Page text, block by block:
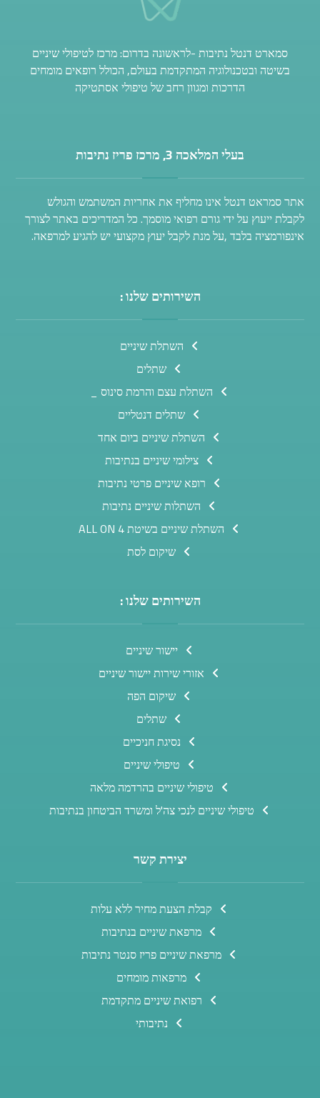
סמארט דנטל נתיבות -לראשונה בדרום: מרכז לטיפולי שיניים
בשיטה ובטכנולוגיה המתקדמת בעולם, הכולל רופאים מומחים
הדרכות ומגוון רחב של טיפולי אסתטיקה
בעלי המלאכה 3, מרכז פריז נתיבות
אתר סמראט דנטל אינו מחליף את אחריות המשתמש והגולש
לקבלת ייעוץ על ידי גורם רפואי מוסמך. כל המדריכים באתר לצורך
אינפורמציה בלבד ,על מנת לקבל יעוץ מקצועי יש להגיע למרפאה.
השירותים שלנו :
השתלת שיניים
שתלים
השתלת עצם והרמת סינוס _
שתלים דנטליים
השתלת שיניים ביום אחד
צילומי שיניים בנתיבות
רופא שיניים פרטי נתיבות
השתלות שיניים נתיבות
השתלת שיניים בשיטת ALL ON 4
שיקום לסת
השירותים שלנו :
יישור שיניים
אזורי שירות יישור שיניים
שיקום הפה
שתלים
נסיגת חניכיים
טיפולי שיניים
טיפולי שיניים בהרדמה מלאה
טיפולי שיניים לנכי צה'ל ומשרד הביטחון בנתיבות
יצירת קשר
קבלת הצעת מחיר ללא עלות
מרפאת שיניים בנתיבות
מרפאת שיניים פריז סנטר נתיבות
מרפאות מומחים
רפואת שיניים מתקדמת
נתיבותי